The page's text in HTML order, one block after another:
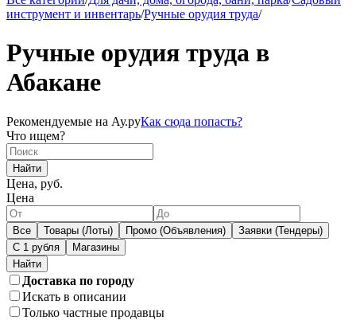
инструмент и инвентарь/Ручные орудия труда/
Ручные орудия труда в
Абакане
Рекомендуемые на Ау.руКак сюда попасть?
Что ищем?
Найти
Цена, руб.
Цена
Все Товары (Лоты) Промо (Объявления)
Заявки (Тендеры)
С 1 рубля
Магазины
Доставка по городу
Искать в описании
Только частные продавцы